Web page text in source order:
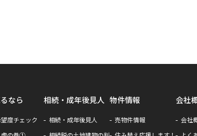
なら
度チェック
相続・成年後見人
相続・成年後見人
物件情報
売物件情報
会社
会社